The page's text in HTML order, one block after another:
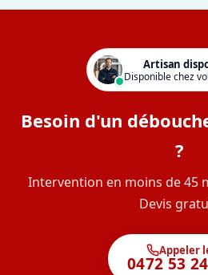
Artisan
Disponible chez
Besoin d'un
?
Intervention en moins de 45
Devis
Appeler
0472 53